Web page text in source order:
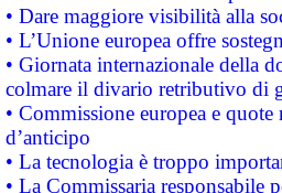
• Dare maggiore visibilità alla
• L’Unione europea offre
• Giornata internazionale della
colmare il divario retributivo di
• Commissione europea e
d’anticipo
• La tecnologia è troppo
• La Commissaria responsabile